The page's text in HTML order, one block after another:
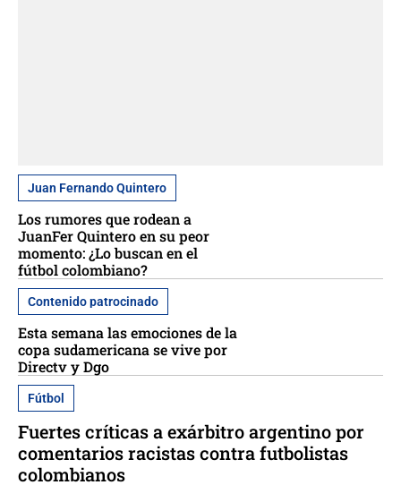
Juan Fernando Quintero
Los rumores que rodean a
JuanFer Quintero en su peor
momento: ¿Lo buscan en el
fútbol colombiano?
Contenido patrocinado
Esta semana las emociones de la
copa sudamericana se vive por
Directv y Dgo
Fútbol
Fuertes críticas a exárbitro argentino por
comentarios racistas contra futbolistas
colombianos